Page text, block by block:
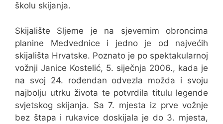
školu skijanja.
Skijalište Sljeme je na sjevernim obroncima
planine Medvednice i jedno je od najvećih
skijališta Hrvatske. Poznato je po spektakularnoj
vožnji Janice Kostelić, 5. siječnja 2006., kada je
na svoj 24. rođendan odvezla možda i svoju
najbolju utrku života te potvrdila titulu legende
svjetskog skijanja. Sa 7. mjesta iz prve vožnje
bez štapa i rukavice doskijala je do 3. mjesta,